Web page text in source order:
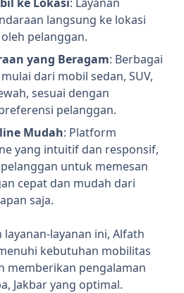
langsung ke lokasi
pelanggan.
yang Beragam: Berbagai
dari mobil sedan, SUV,
sesuai dengan
pelanggan.
Mudah: Platform
yang intuitif dan responsif,
untuk memesan
cepat dan mudah dari
saja.
layanan ini, Alfath
kebutuhan mobilitas
memberikan pengalaman
Jakbar yang optimal.